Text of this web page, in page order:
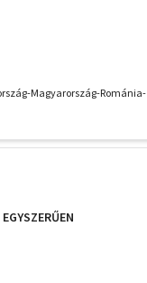
Magyarország-Románia-